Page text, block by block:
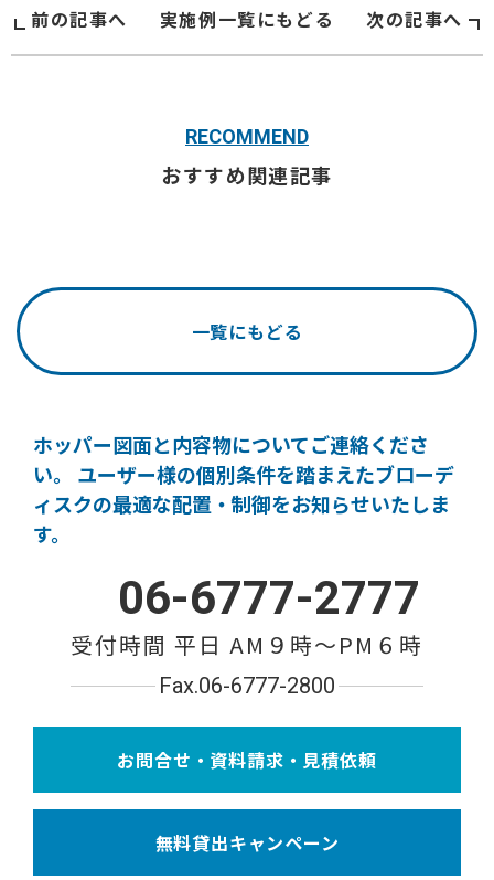
前の記事へ 実施例一覧にもどる 次の記事へ
RECOMMEND
おすすめ関連記事
一覧にもどる
ホッパー図面と内容物についてご連絡くださ
い。
ユーザー様の個別条件を踏まえたブローデ
ィスクの最適な配置・制御をお知らせいたしま
す。
06-6777-2777
受付時間 平日 AM９時〜PM６時
Fax.06-6777-2800
お問合せ・資料請求・見積依頼
無料貸出キャンペーン